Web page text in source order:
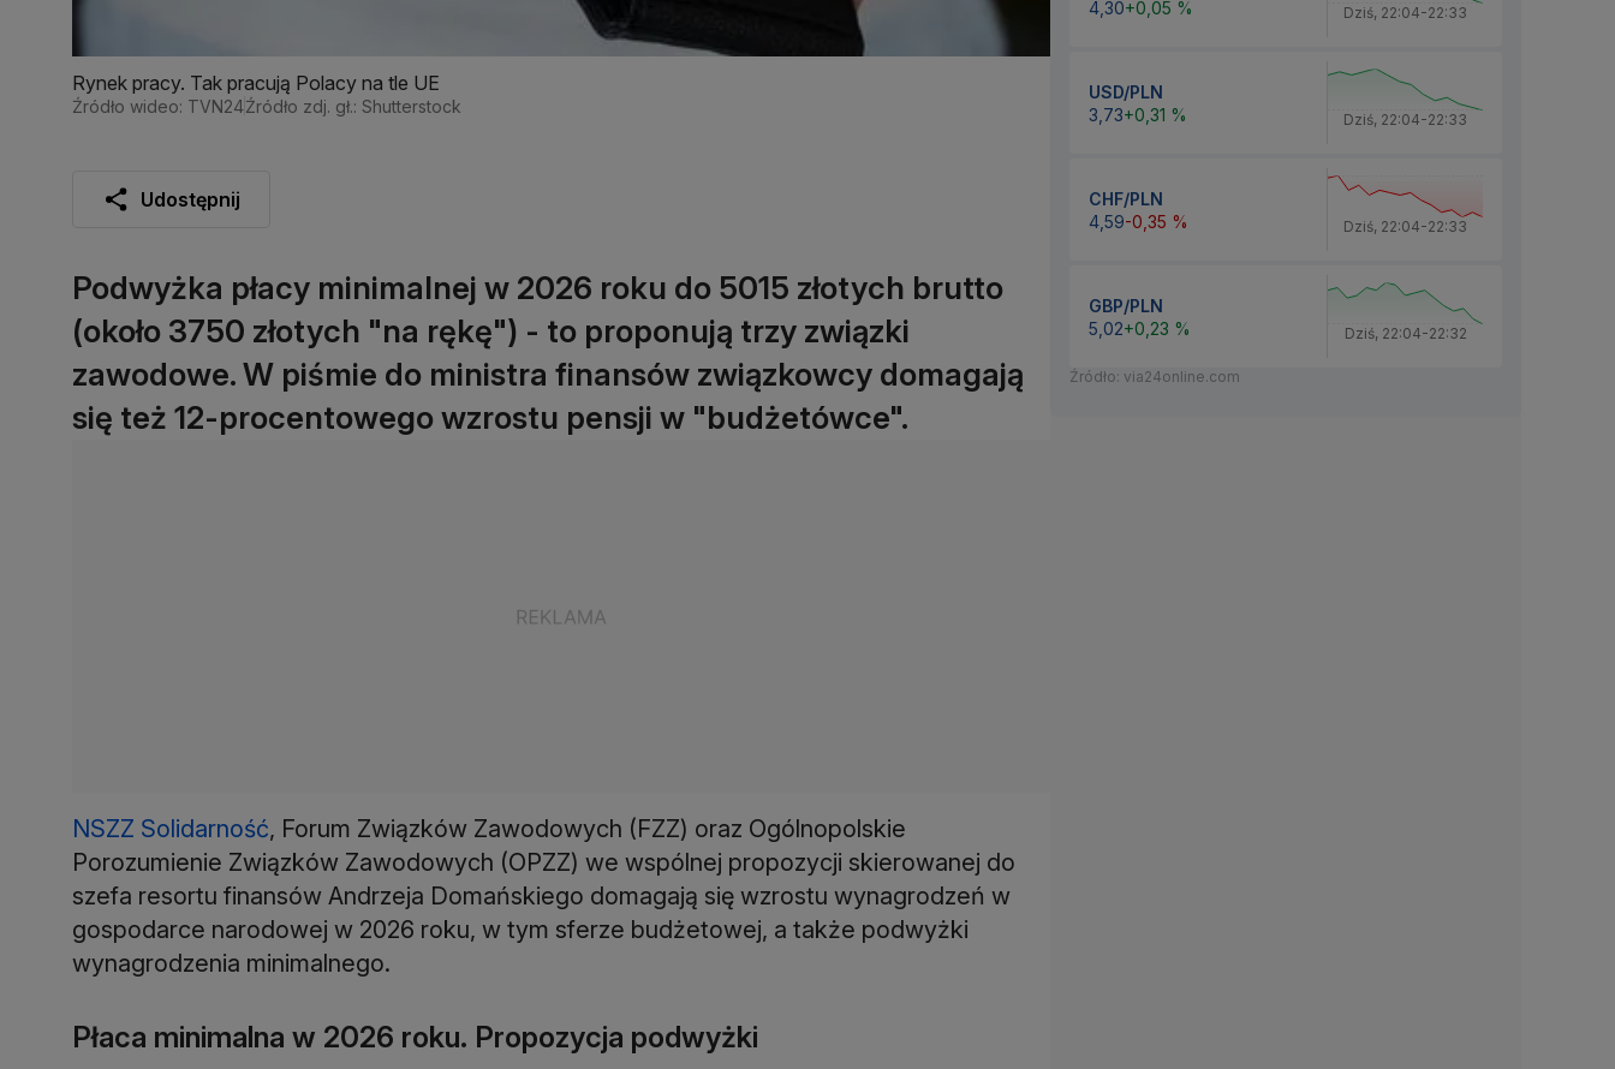
Rynek pracy. Tak pracują Polacy na tle UE
Źródło wideo: TVN24Źródło zdj. gł.: Shutterstock
Udostępnij
Podwyżka płacy minimalnej w 2026 roku do 5015 złotych brutto
(około 3750 złotych "na rękę") - to proponują trzy związki
zawodowe. W piśmie do ministra finansów związkowcy domagają
się też 12-procentowego wzrostu pensji w "budżetówce".
NSZZ Solidarność, Forum Związków Zawodowych (FZZ) oraz Ogólnopolskie
Porozumienie Związków Zawodowych (OPZZ) we wspólnej propozycji skierowanej do
szefa resortu finansów Andrzeja Domańskiego domagają się wzrostu wynagrodzeń w
gospodarce narodowej w 2026 roku, w tym sferze budżetowej, a także podwyżki
wynagrodzenia minimalnego.
Płaca minimalna w 2026 roku. Propozycja podwyżki
4,30+0,05 % Dziś, 22:04-22:33
USD/PLN
3,73+0,31 % Dziś, 22:04-22:33
CHF/PLN
4,59-0,35 % Dziś, 22:04-22:33
GBP/PLN
5,02+0,23 % Dziś, 22:04-22:32
Źródło: via24online.com